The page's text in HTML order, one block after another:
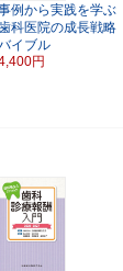
例から実践を学ぶ
科医院の成長戦略
イブル
円